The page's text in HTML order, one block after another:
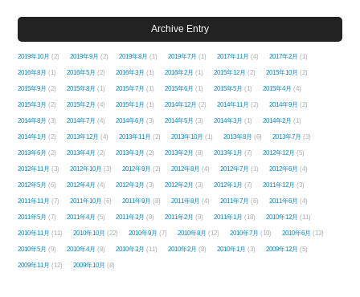
Archive Entry
2019年10月 (2) 2019年9月 (2) 2019年8月 (1) 2019年7月 (1) 2017年11月 (4) 2017年2月 (1)
2016年8月 (1) 2016年5月 (2) 2016年3月 (1) 2016年2月 (1) 2015年12月 (2) 2015年10月 (2)
2015年9月 (2) 2015年8月 (1) 2015年7月 (1) 2015年6月 (1) 2015年5月 (1) 2015年4月 (4)
2015年3月 (2) 2015年2月 (4) 2015年1月 (1) 2014年12月 (2) 2014年11月 (2) 2014年9月 (2)
2014年8月 (3) 2014年7月 (4) 2014年6月 (3) 2014年5月 (3) 2014年3月 (1) 2014年2月 (1)
2014年1月 (2) 2013年12月 (4) 2013年11月 (2) 2013年10月 (1) 2013年8月 (6) 2013年7月 (3)
2013年6月 (2) 2013年4月 (2) 2013年3月 (2) 2013年2月 (8) 2013年1月 (7) 2012年12月 (5)
2012年11月 (3) 2012年10月 (3) 2012年9月 (2) 2012年8月 (4) 2012年7月 (1) 2012年6月 (4)
2012年5月 (6) 2012年4月 (4) 2012年3月 (3) 2012年2月 (3) 2012年1月 (7) 2011年12月 (3)
2011年11月 (7) 2011年10月 (6) 2011年9月 (8) 2011年8月 (4) 2011年7月 (6) 2011年6月 (4)
2011年5月 (7) 2011年4月 (5) 2011年3月 (8) 2011年2月 (9) 2011年1月 (18) 2010年12月 (11)
2010年11月 (11) 2010年10月 (22) 2010年9月 (7) 2010年8月 (12) 2010年7月 (10) 2010年6月 (13)
2010年5月 (9) 2010年4月 (8) 2010年3月 (11) 2010年2月 (8) 2010年1月 (3) 2009年12月 (5)
2009年11月 (12) 2009年10月 (8)